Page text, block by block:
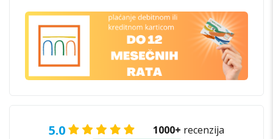
5.0 1000+ recenzija